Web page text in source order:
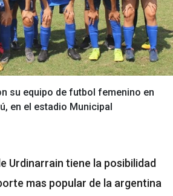
su equipo de futbol femenino en
en el estadio Municipal
Urdinarrain tiene la posibilidad
mas popular de la argentina